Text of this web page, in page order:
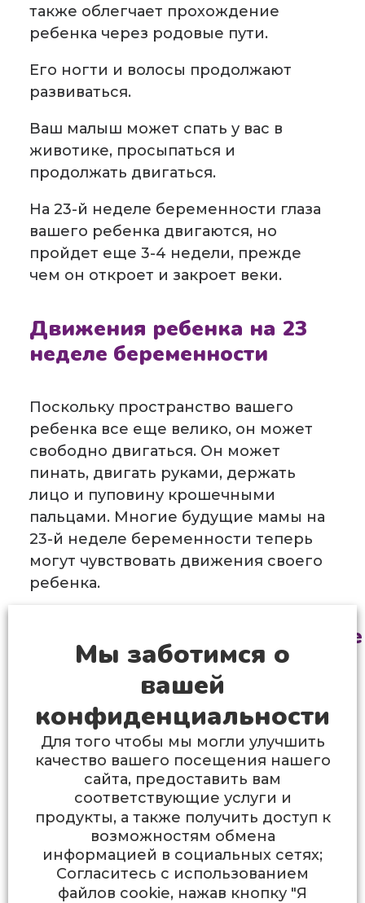
также облегчает прохождение
ребенка через родовые пути.
Его ногти и волосы продолжают
развиваться.
Ваш малыш может спать у вас в
животике, просыпаться и
продолжать двигаться.
На 23-й неделе беременности глаза
вашего ребенка двигаются, но
пройдет еще 3-4 недели, прежде
чем он откроет и закроет веки.
Движения ребенка на 23
неделе беременности
Поскольку пространство вашего
ребенка все еще велико, он может
свободно двигаться. Он может
пинать, двигать руками, держать
лицо и пуповину крошечными
пальцами. Многие будущие мамы на
23-й неделе беременности теперь
могут чувствовать движения своего
ребенка.
Ультразвуковое изображение
Мы заботимся о
вашей
конфиденциальности
Для того чтобы мы могли улучшить
качество вашего посещения нашего
сайта, предоставить вам
соответствующие услуги и
продукты, а также получить доступ к
возможностям обмена
информацией в социальных сетях;
Согласитесь с использованием
файлов cookie, нажав кнопку "Я